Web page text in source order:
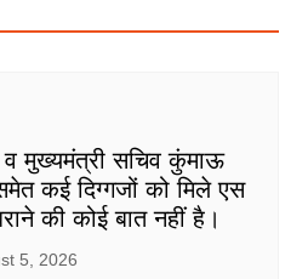
व मुख्यमंत्री सचिव कुंमाऊ
कई दिग्गजों को मिले एस
की कोई बात नहीं है।
5, 2026